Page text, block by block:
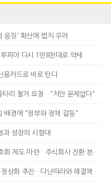
응징' 확산에 법치 우려
피아 다시 1만8천대로 약세
용카드로 바로 탄다
타리 철거 요청…"치안 문제없다"
배경에 “정부와 정책 갈등"
과 성장의 시험대
제도 마련…주식회사 전환 본격화
화 추진…다난따라와 해결책 모색